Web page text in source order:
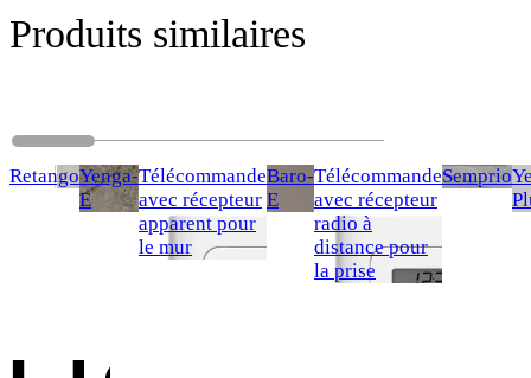
Produits similaires
RetangoYenga-
E
Télécommande
avec récepteur
apparent pour
le mur
Baro-
E
Télécommande
avec récepteur
radio à
distance pour
la prise
Semprio